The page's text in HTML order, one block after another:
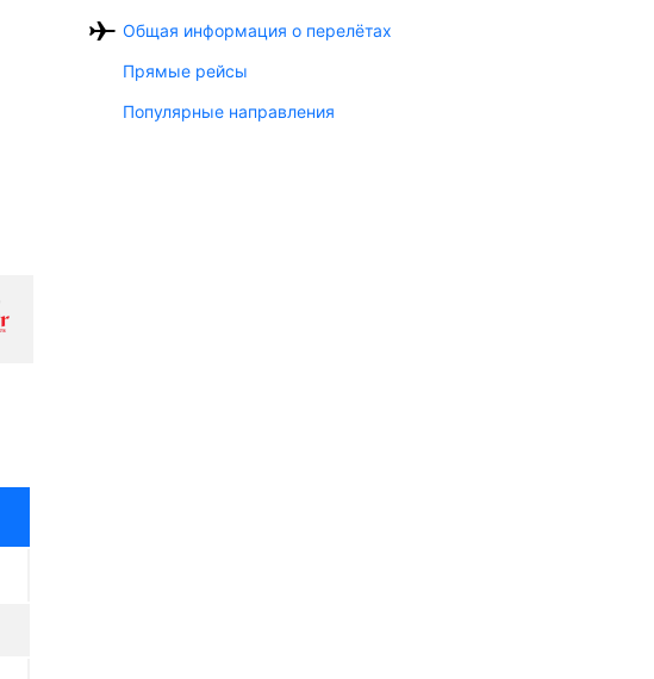
Общая информация о перелётах
Прямые рейсы
Популярные направления